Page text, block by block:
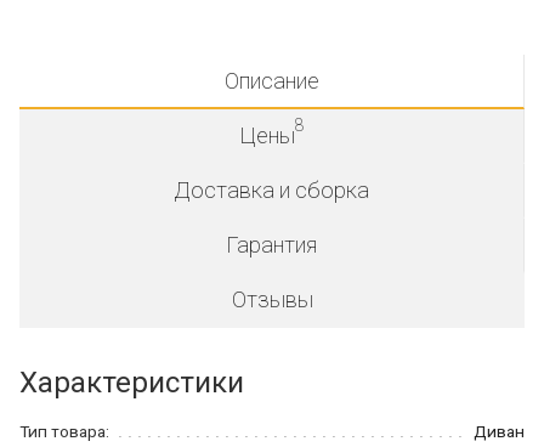
Описание
Цены8
Доставка и сборка
Гарантия
Отзывы
Характеристики
Тип товара:
Диван